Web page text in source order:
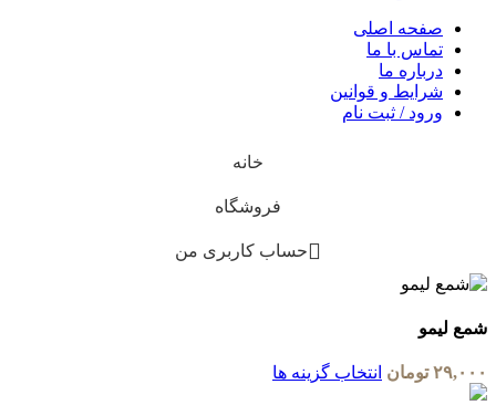
صفحه اصلی
تماس با ما
درباره ما
شرایط و قوانین
ورود / ثبت نام
خانه
فروشگاه
حساب کاربری من
لیمو
تومان انتخاب گزینه ها